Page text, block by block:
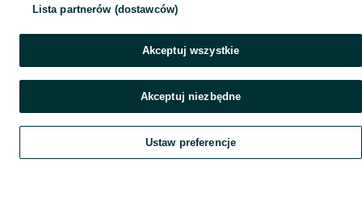
Szukaj Obserwujesz Dodaj Czat Konto
Lista partnerów (dostawców)
Akceptuj wszystkie
Akceptuj niezbędne
Ustaw preferencje